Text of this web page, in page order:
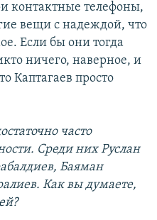
контактные телефоны,
вещи с надеждой, что
Если бы они тогда
ничего, наверное, и
Каптагаев просто
часто
Среди них Руслан
Баяман
Как вы думаете,